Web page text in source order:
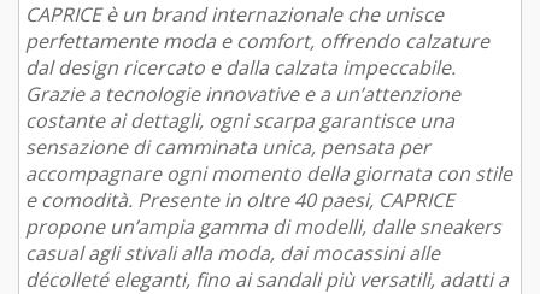
CAPRICE è un brand internazionale che unisce
perfettamente moda e comfort, offrendo calzature
dal design ricercato e dalla calzata impeccabile.
Grazie a tecnologie innovative e a un’attenzione
costante ai dettagli, ogni scarpa garantisce una
sensazione di camminata unica, pensata per
accompagnare ogni momento della giornata con stile
e comodità. Presente in oltre 40 paesi, CAPRICE
propone un’ampia gamma di modelli, dalle sneakers
casual agli stivali alla moda, dai mocassini alle
décolleté eleganti, fino ai sandali più versatili, adatti a